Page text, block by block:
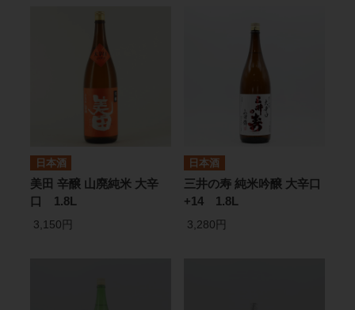
日本酒
美田 辛醸 山廃純米 大辛
口 1.8L
3,150円
日本酒
三井の寿 純米吟醸 大辛口
+14 1.8L
3,280円